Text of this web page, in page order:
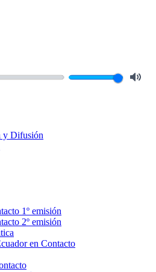
y Difusión
1º emisión
2º emisión
en Contacto